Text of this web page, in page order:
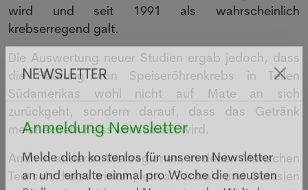
wird und seit 1991 als wahrscheinlich
krebserregend galt.
Die Auswertung neuer Studien ergab jedoch, dass
die Häufung von Speiseröhrenkrebs in Teilen
Südamerikas wohl nicht auf Mate an sich
zurückgeht, sondern darauf, dass das Getränk
meist extrem heiss konsumiert wird.
Auch in anderen Weltregionen, in denen Menschen
Tee sehr heiss trinken, etwa Zentral- und Ostasien
NEWSLETTER
Melde dich kostenlos für unseren Newsletter